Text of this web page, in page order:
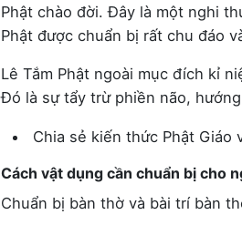
Phật chào đời. Đây là một nghi
Phật được chuẩn bị rất chu đáo
Lê Tắm Phật ngoài mục đích kỉ
Đó là sự tẩy trừ phiền não,
Chia sẻ kiến thức Phật Giáo
Cách vật dụng cần chuẩn bị cho
Chuẩn bị bàn thờ và bài trí bàn